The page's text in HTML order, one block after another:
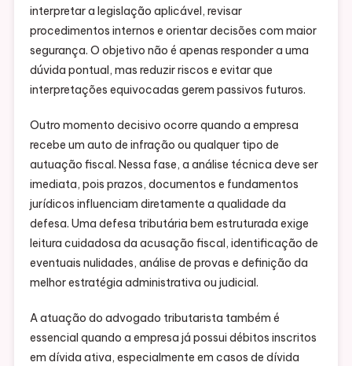
interpretar a legislação aplicável, revisar
procedimentos internos e orientar decisões com maior
segurança. O objetivo não é apenas responder a uma
dúvida pontual, mas reduzir riscos e evitar que
interpretações equivocadas gerem passivos futuros.
Outro momento decisivo ocorre quando a empresa
recebe um auto de infração ou qualquer tipo de
autuação fiscal. Nessa fase, a análise técnica deve ser
imediata, pois prazos, documentos e fundamentos
jurídicos influenciam diretamente a qualidade da
defesa. Uma defesa tributária bem estruturada exige
leitura cuidadosa da acusação fiscal, identificação de
eventuais nulidades, análise de provas e definição da
melhor estratégia administrativa ou judicial.
A atuação do advogado tributarista também é
essencial quando a empresa já possui débitos inscritos
em dívida ativa, especialmente em casos de dívida